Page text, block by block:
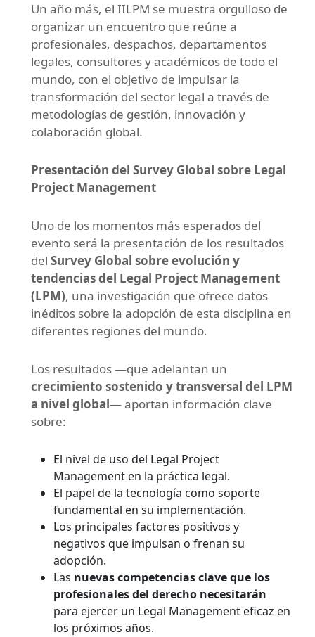
Un año más, el IILPM se muestra orgulloso de
organizar un encuentro que reúne a
profesionales, despachos, departamentos
legales, consultores y académicos de todo el
mundo, con el objetivo de impulsar la
transformación del sector legal a través de
metodologías de gestión, innovación y
colaboración global.
Presentación del Survey Global sobre Legal
Project Management
Uno de los momentos más esperados del
evento será la presentación de los resultados
del Survey Global sobre evolución y
tendencias del Legal Project Management
(LPM), una investigación que ofrece datos
inéditos sobre la adopción de esta disciplina en
diferentes regiones del mundo.
Los resultados —que adelantan un
crecimiento sostenido y transversal del LPM
a nivel global— aportan información clave
sobre:
El nivel de uso del Legal Project
Management en la práctica legal.
El papel de la tecnología como soporte
fundamental en su implementación.
Los principales factores positivos y
negativos que impulsan o frenan su
adopción.
Las nuevas competencias clave que los
profesionales del derecho necesitarán
para ejercer un Legal Management eficaz en
los próximos años.